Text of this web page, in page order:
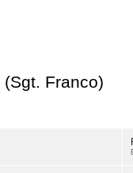
(Sgt. Franco)